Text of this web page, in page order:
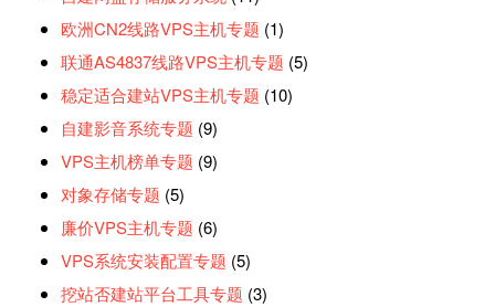
欧洲CN2线路VPS主机专题 (1)
联通AS4837线路VPS主机专题 (5)
稳定适合建站VPS主机专题 (10)
自建影音系统专题 (9)
VPS主机榜单专题 (9)
对象存储专题 (5)
廉价VPS主机专题 (6)
VPS系统安装配置专题 (5)
挖站否建站平台工具专题 (3)